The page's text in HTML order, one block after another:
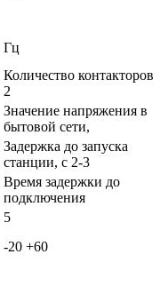
Гц
Количество контакторов
2
Значение напряжения в
бытовой сети,
Задержка до запуска
станции, с 2-3
Время задержки до
подключения
5
-20 +60